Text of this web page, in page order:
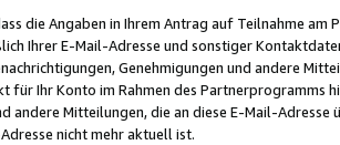
die Angaben in Ihrem Antrag auf Teilnahme
Ihrer E-Mail-Adresse und sonstiger
Genehmigungen und andere
für Ihr Konto im Rahmen des Partnerprogramms
andere Mitteilungen, die an diese E-Mail-
nicht mehr aktuell ist.